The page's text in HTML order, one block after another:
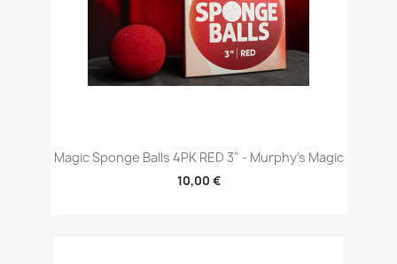
Magic Sponge Balls 4PK RED 3" - Murphy's Magic
10,00 €